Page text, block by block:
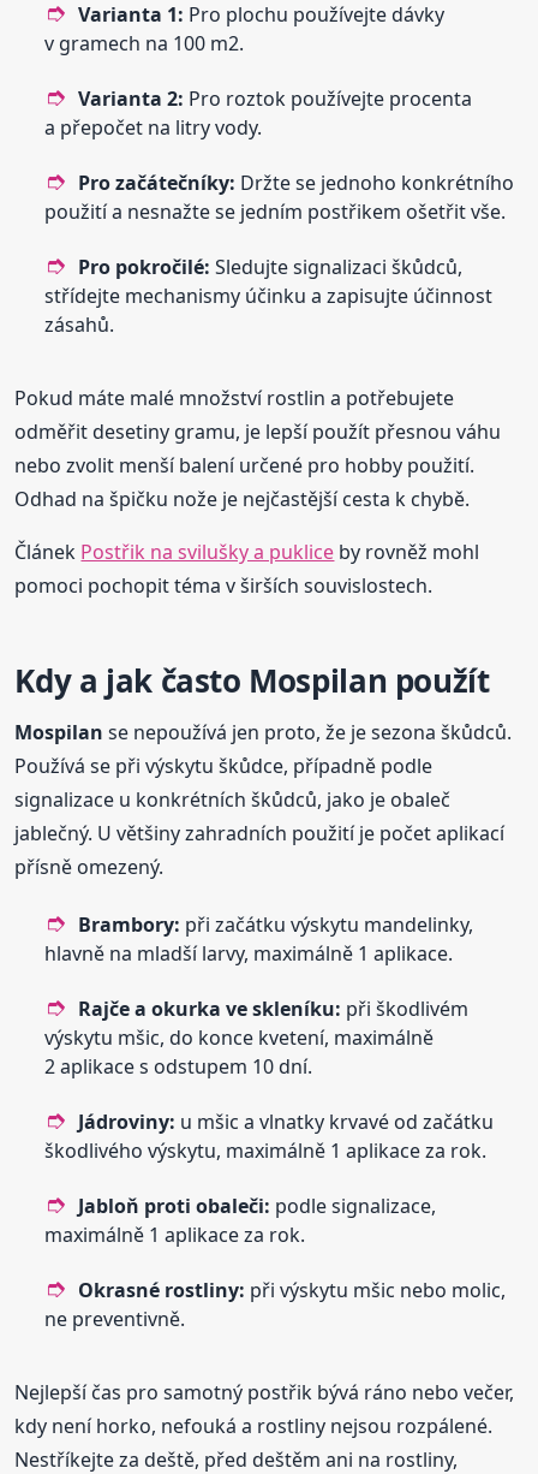
Varianta 1: Pro plochu používejte dávky
v gramech na 100 m2.
Varianta 2: Pro roztok používejte procenta
a přepočet na litry vody.
Pro začátečníky: Držte se jednoho konkrétního
použití a nesnažte se jedním postřikem ošetřit vše.
Pro pokročilé: Sledujte signalizaci škůdců,
střídejte mechanismy účinku a zapisujte účinnost
zásahů.
Pokud máte malé množství rostlin a potřebujete
odměřit desetiny gramu, je lepší použít přesnou váhu
nebo zvolit menší balení určené pro hobby použití.
Odhad na špičku nože je nejčastější cesta k chybě.
Článek Postřik na svilušky a puklice by rovněž mohl
pomoci pochopit téma v širších souvislostech.
Kdy a jak často Mospilan použít
Mospilan se nepoužívá jen proto, že je sezona škůdců.
Používá se při výskytu škůdce, případně podle
signalizace u konkrétních škůdců, jako je obaleč
jablečný. U většiny zahradních použití je počet aplikací
přísně omezený.
Brambory: při začátku výskytu mandelinky,
hlavně na mladší larvy, maximálně 1 aplikace.
Rajče a okurka ve skleníku: při škodlivém
výskytu mšic, do konce kvetení, maximálně
2 aplikace s odstupem 10 dní.
Jádroviny: u mšic a vlnatky krvavé od začátku
škodlivého výskytu, maximálně 1 aplikace za rok.
Jabloň proti obaleči: podle signalizace,
maximálně 1 aplikace za rok.
Okrasné rostliny: při výskytu mšic nebo molic,
ne preventivně.
Nejlepší čas pro samotný postřik bývá ráno nebo večer,
kdy není horko, nefouká a rostliny nejsou rozpálené.
Nestříkejte za deště, před deštěm ani na rostliny,